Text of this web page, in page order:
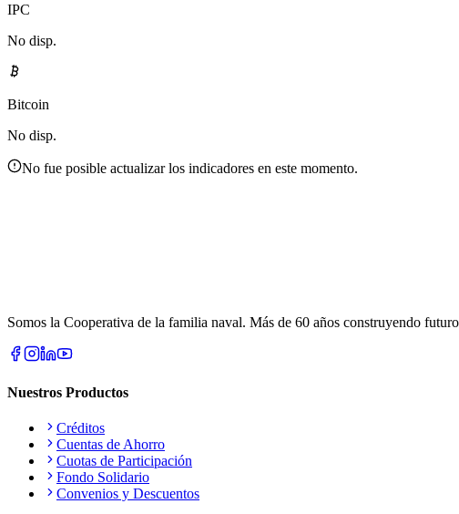
IPC
No disp.
Bitcoin
No disp.
No fue posible actualizar los indicadores en este momento.
Somos la Cooperativa de la familia naval. Más de 60 años construyendo
Nuestros Productos
Créditos
Cuentas de Ahorro
Cuotas de Participación
Fondo Solidario
Convenios y Descuentos